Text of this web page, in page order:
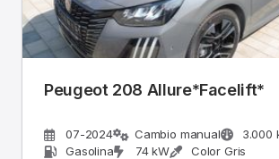
Peugeot 208 Allure*Facelift*
07-2024 Cambio manual
3.000
Gasolina
74 kW Color Gris